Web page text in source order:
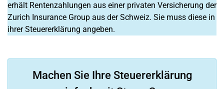
erhält Rentenzahlungen aus einer privaten Versicherung der
Zurich Insurance Group aus der Schweiz. Sie muss diese in
ihrer Steuererklärung angeben.
Machen Sie Ihre Steuererklärung